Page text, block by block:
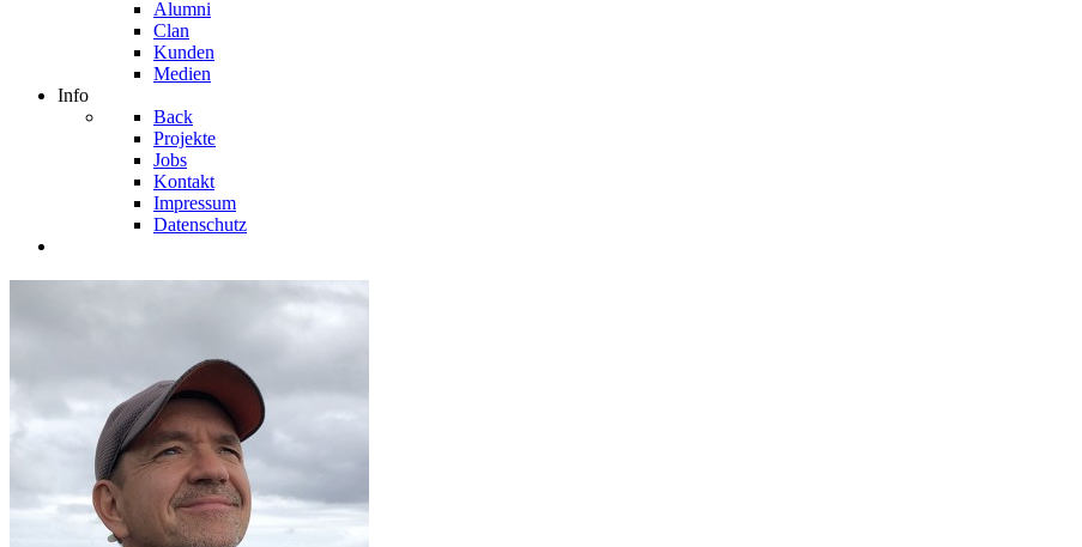
Alumni
Clan
Kunden
Medien
Info
Back
Projekte
Jobs
Kontakt
Impressum
Datenschutz